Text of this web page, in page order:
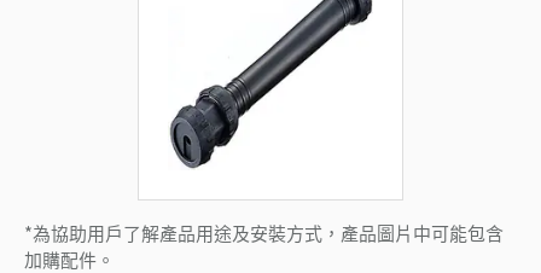
*為協助用戶了解產品用途及安裝方式，產品圖片中可能包含
加購配件。